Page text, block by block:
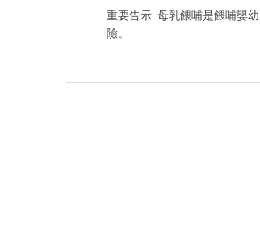
重要告示: 母乳餵哺是餵哺嬰
險。